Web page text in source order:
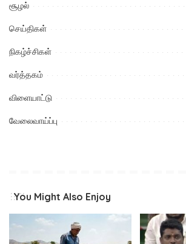
சூழல்
செய்திகள்
நிகழ்ச்சிகள்
வர்த்தகம்
விளையாட்டு
வேலைவாய்ப்பு
You Might Also Enjoy